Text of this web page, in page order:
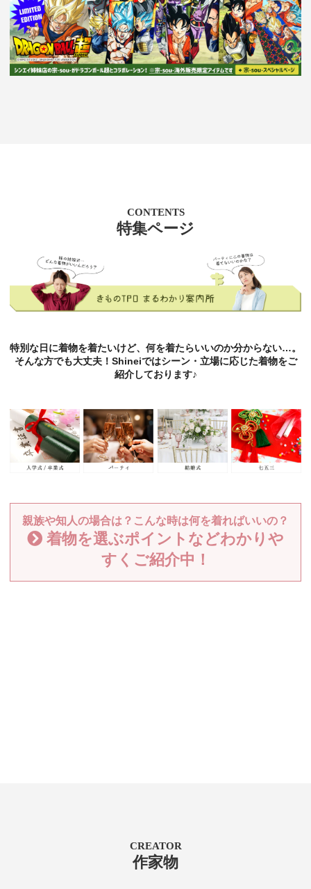
CONTENTS
特集ページ
特別な日に着物を着たいけど、何を着たらいいのか分からない…。
そんな方でも大丈夫！Shineiではシーン・立場に応じた着物をご
紹介しております♪
親族や知人の場合は？こんな時は何を着ればいいの？
着物を選ぶポイントなどわかりや
すくご紹介中！
CREATOR
作家物